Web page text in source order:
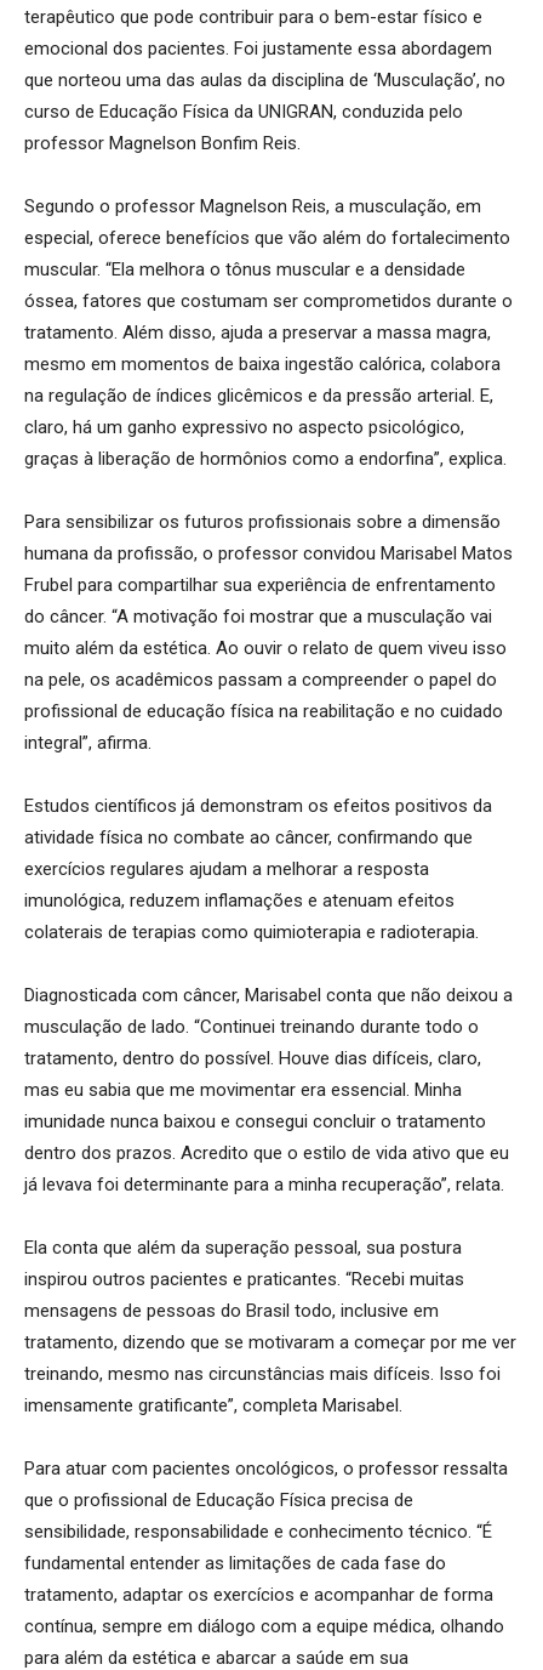
terapêutico que pode contribuir para o bem-estar físico e
emocional dos pacientes. Foi justamente essa abordagem
que norteou uma das aulas da disciplina de ‘Musculação’, no
curso de Educação Física da UNIGRAN, conduzida pelo
professor Magnelson Bonfim Reis.
Segundo o professor Magnelson Reis, a musculação, em
especial, oferece benefícios que vão além do fortalecimento
muscular. “Ela melhora o tônus muscular e a densidade
óssea, fatores que costumam ser comprometidos durante o
tratamento. Além disso, ajuda a preservar a massa magra,
mesmo em momentos de baixa ingestão calórica, colabora
na regulação de índices glicêmicos e da pressão arterial. E,
claro, há um ganho expressivo no aspecto psicológico,
graças à liberação de hormônios como a endorfina”, explica.
Para sensibilizar os futuros profissionais sobre a dimensão
humana da profissão, o professor convidou Marisabel Matos
Frubel para compartilhar sua experiência de enfrentamento
do câncer. “A motivação foi mostrar que a musculação vai
muito além da estética. Ao ouvir o relato de quem viveu isso
na pele, os acadêmicos passam a compreender o papel do
profissional de educação física na reabilitação e no cuidado
integral”, afirma.
Estudos científicos já demonstram os efeitos positivos da
atividade física no combate ao câncer, confirmando que
exercícios regulares ajudam a melhorar a resposta
imunológica, reduzem inflamações e atenuam efeitos
colaterais de terapias como quimioterapia e radioterapia.
Diagnosticada com câncer, Marisabel conta que não deixou a
musculação de lado. “Continuei treinando durante todo o
tratamento, dentro do possível. Houve dias difíceis, claro,
mas eu sabia que me movimentar era essencial. Minha
imunidade nunca baixou e consegui concluir o tratamento
dentro dos prazos. Acredito que o estilo de vida ativo que eu
já levava foi determinante para a minha recuperação”, relata.
Ela conta que além da superação pessoal, sua postura
inspirou outros pacientes e praticantes. “Recebi muitas
mensagens de pessoas do Brasil todo, inclusive em
tratamento, dizendo que se motivaram a começar por me ver
treinando, mesmo nas circunstâncias mais difíceis. Isso foi
imensamente gratificante”, completa Marisabel.
Para atuar com pacientes oncológicos, o professor ressalta
que o profissional de Educação Física precisa de
sensibilidade, responsabilidade e conhecimento técnico. “É
fundamental entender as limitações de cada fase do
tratamento, adaptar os exercícios e acompanhar de forma
contínua, sempre em diálogo com a equipe médica, olhando
para além da estética e abarcar a saúde em sua